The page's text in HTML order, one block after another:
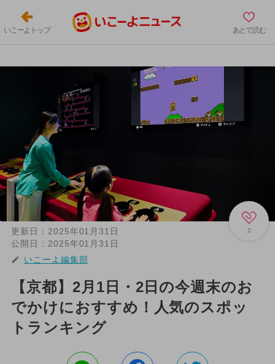
いこーよトップ あとで読む
2
更新日： 2025年01月31日
公開日： 2025年01月31日
いこーよ編集部
【京都】2月1日・2日の今週末のお
でかけにおすすめ！人気のスポッ
トランキング